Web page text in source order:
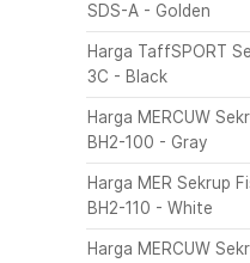
SDS-A - Golden
Harga TaffSPORT
3C - Black
Harga MERCUW
BH2-100 - Gray
Harga MER Sekrup
BH2-110 - White
Harga MERCUW